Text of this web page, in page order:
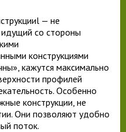
— не
идущий со стороны
конструкциями
кажутся максимально
профилей
Особенно
конструкции, не
Они позволяют удобно
поток.